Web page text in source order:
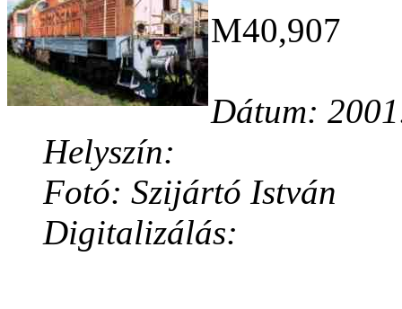
M40,907
Dátum:
Helyszín:
Fotó: Szijártó István
Digitalizálás: